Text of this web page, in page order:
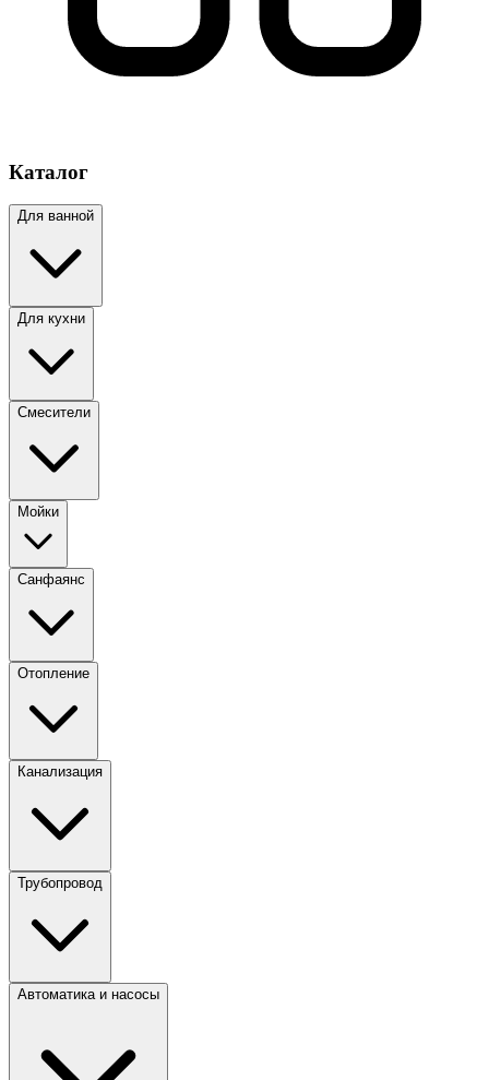
Каталог
Для ванной
Для кухни
Смесители
Мойки
Санфаянс
Отопление
Канализация
Трубопровод
Автоматика и насосы